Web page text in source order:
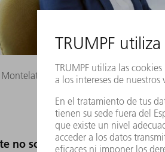
«Para los clientes de
no solo compra un producto,